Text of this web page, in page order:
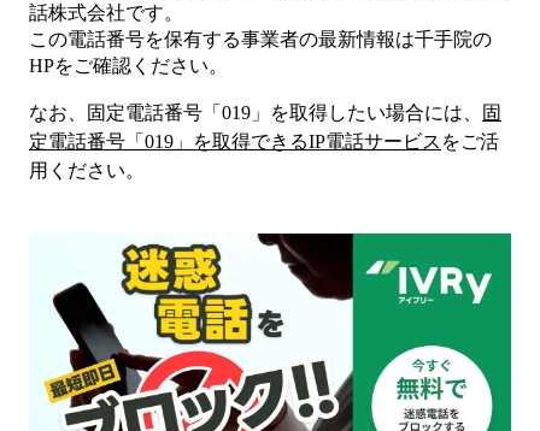
話株式会社です。
この電話番号を保有する事業者の最新情報は千手院の
HPをご確認ください。
なお、固定電話番号「 019 」を取得したい場合には、
固
定電話番号「 019 」を取得できるIP電話サービス をご活
用ください。